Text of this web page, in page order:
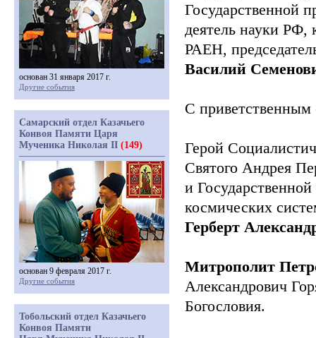
Государственной
деятель науки РФ,
РАЕН,
Василий
С
Герой
Святого Андрея
и
космических
Герберт
Митрополит
Александрович
Богословия.
основан 31 января 2017 г.
Другие события
Самарский отдел Казачьего
Конвоя Памяти Царя
Мученика Николая II (149)
основан 9 февраля 2017 г.
Другие события
Тобольский отдел Казачьего
Конвоя Памяти